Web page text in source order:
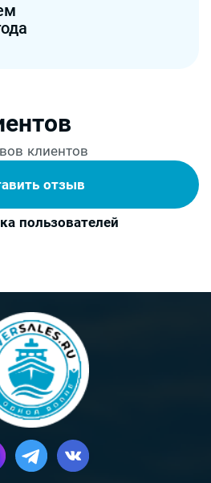
клиентов
отзыв
пользователей